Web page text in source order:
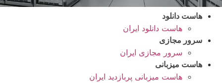
هاست دانلود
هاست دانلود ایران
سرور مجازی
سرور مجازی ایران
هاست میزبانی
هاست میزبانی پربازدید ایران